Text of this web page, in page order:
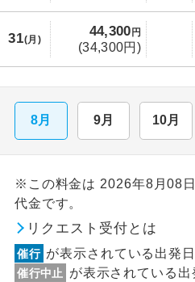
31(月)
44,300 円
(34,300円)
8月 9月 10月
※この料金は 2026年8月08
代金です。
リクエスト受付とは
催行 が表示されている出発
催行中止
が表示されている